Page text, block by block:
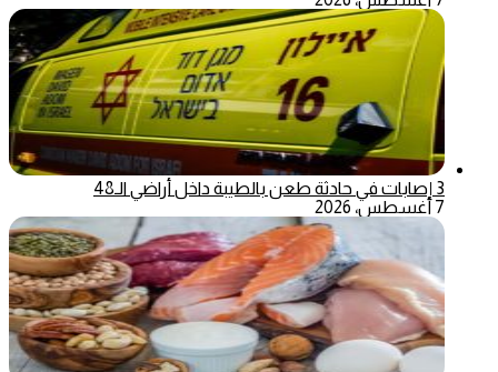
3 إصابات في حادثة طعن بالطيبة داخل أراضي الـ48
7 أغسطس، 2026